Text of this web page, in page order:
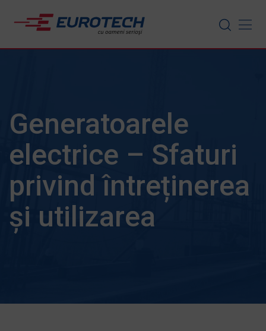
Generatoarele
electrice – Sfaturi
privind întreținerea
și utilizarea